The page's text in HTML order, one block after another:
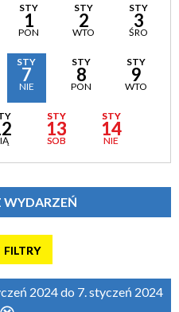
STY
1
PON
STY
2
WTO
STY
3
ŚRO
STY
7
NIE
STY
8
PON
STY
9
WTO
STY
13
SOB
STY
14
NIE
WYDARZEŃ
FILTRY
2024 do 7. styczeń 2024